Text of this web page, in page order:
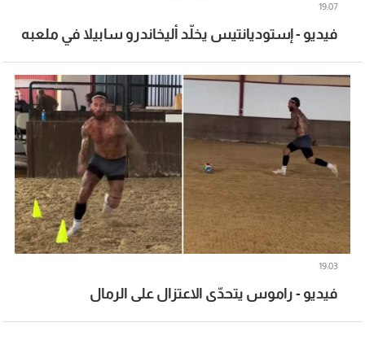
فيديو - إستوديانتيس يخلّد أليخاندرو سابيلا في ملعبه
19:07
فيديو - راموس يتحدّى الاعتزال على الرمال
19:03